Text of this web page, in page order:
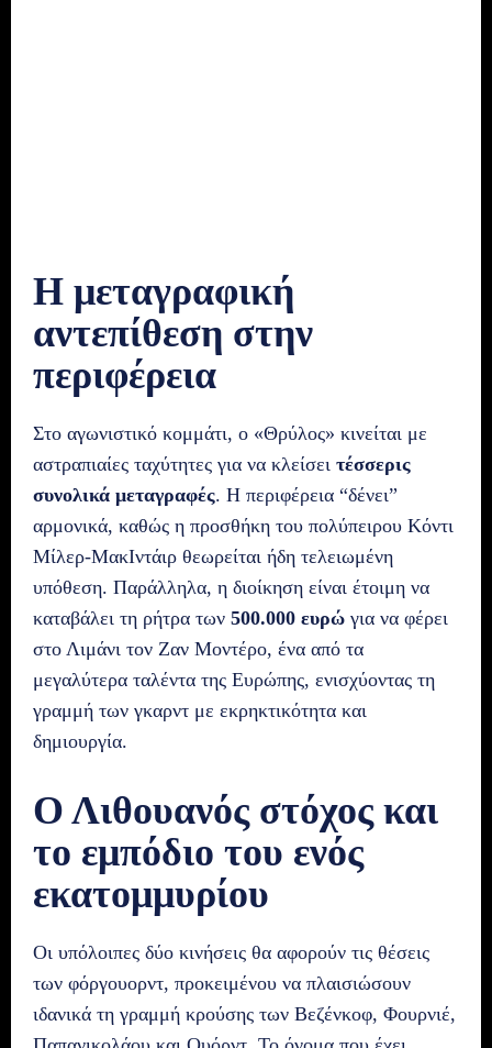
Η μεταγραφική
αντεπίθεση στην
περιφέρεια
Στο αγωνιστικό κομμάτι, ο «Θρύλος» κινείται με
αστραπιαίες ταχύτητες για να κλείσει τέσσερις
συνολικά μεταγραφές. Η περιφέρεια “δένει”
αρμονικά, καθώς η προσθήκη του πολύπειρου Κόντι
Μίλερ-ΜακΙντάιρ θεωρείται ήδη τελειωμένη
υπόθεση. Παράλληλα, η διοίκηση είναι έτοιμη να
καταβάλει τη ρήτρα των 500.000 ευρώ για να φέρει
στο Λιμάνι τον Ζαν Μοντέρο, ένα από τα
μεγαλύτερα ταλέντα της Ευρώπης, ενισχύοντας τη
γραμμή των γκαρντ με εκρηκτικότητα και
δημιουργία.
Ο Λιθουανός στόχος και
το εμπόδιο του ενός
εκατομμυρίου
Οι υπόλοιπες δύο κινήσεις θα αφορούν τις θέσεις
των φόργουορντ, προκειμένου να πλαισιώσουν
ιδανικά τη γραμμή κρούσης των Βεζένκοφ, Φουρνιέ,